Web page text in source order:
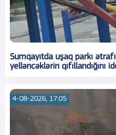
Sumqayıtda uşaq parkı
yelləncəklərin qıfıllandığını
4-08-2026, 17:05